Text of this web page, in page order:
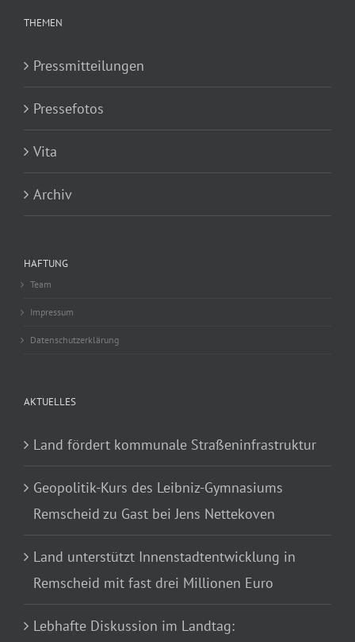
THEMEN
Pressmitteilungen
Pressefotos
Vita
Archiv
HAFTUNG
Team
Impressum
Datenschutzerklärung
AKTUELLES
Land fördert kommunale Straßeninfrastruktur
Geopolitik-Kurs des Leibniz-Gymnasiums
Remscheid zu Gast bei Jens Nettekoven
Land unterstützt Innenstadtentwicklung in
Remscheid mit fast drei Millionen Euro
Lebhafte Diskussion im Landtag: